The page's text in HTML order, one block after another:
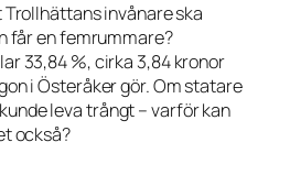
invånare ska
får en femrummare?
33,84 %, cirka 3,84 kronor
i Österåker gör. Om statare
leva trångt – varför kan
också?